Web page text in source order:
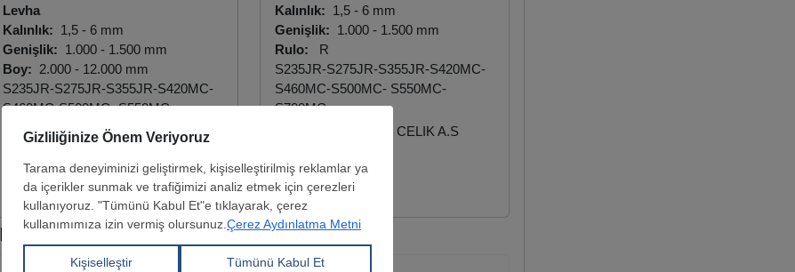
Levha
Kalınlık: 1,5 - 6 mm
Genişlik: 1.000 - 1.500 mm
Boy: 2.000 - 12.000 mm
S235JR-S275JR-S355JR-S420MC-
S460MC-S500MC- S550MC-
Teklifi Gör
Kalınlık: 1,5 - 6 mm
Genişlik: 1.000 - 1.500 mm
Rulo:
R
S235JR-S275JR-S355JR-S420MC-
S460MC-S500MC- S550MC-
S700MC
YEK STEEL DEMIR CELIK A.S
Teklifi Gör